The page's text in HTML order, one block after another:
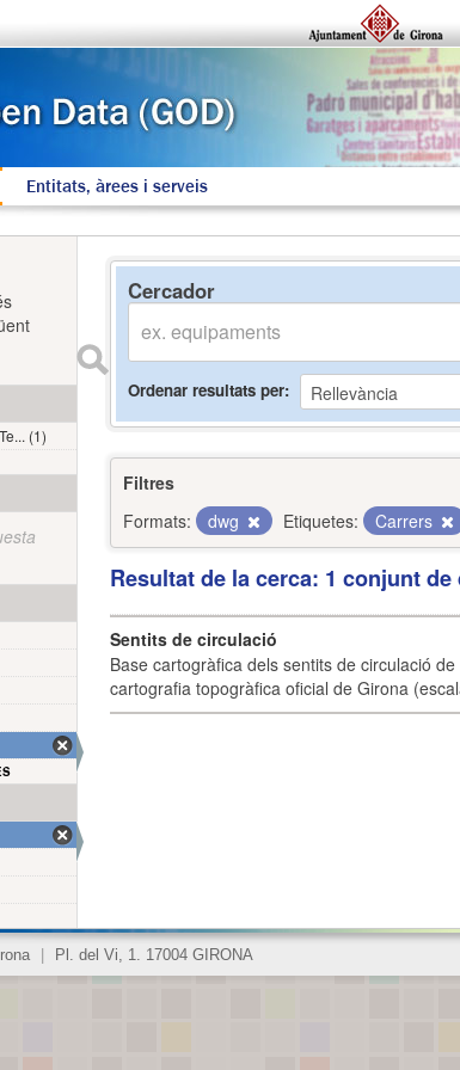
Entitats, àrees i serveis
Cercador
Ordenar resultats per
Filtres
Formats:
dwg Etiquetes: Carrers
Resultat de la cerca: 1 conjunt de
Sentits de circulació
Base cartogràfica dels sentits de circulació
cartografia topogràfica oficial de Girona
(1)
Pl. del Vi, 1. 17004 GIRONA